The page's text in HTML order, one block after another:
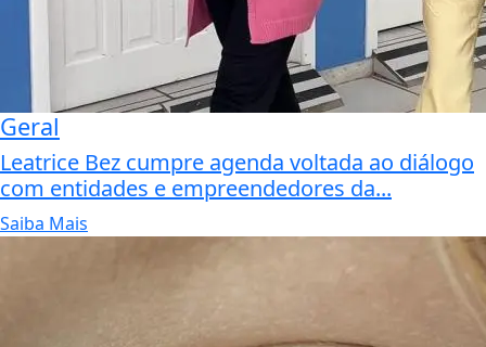
Geral
Leatrice Bez cumpre agenda voltada ao diálogo
com entidades e empreendedores da...
Saiba Mais